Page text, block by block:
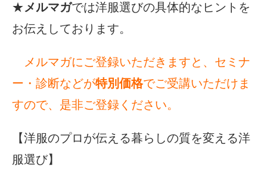
★メルマガでは洋服選びの具体的なヒントを
お伝えしております。
メルマガにご登録いただきますと、セミナ
ー・診断などが特別価格でご受講いただけま
すので、是非ご登録ください。
【洋服のプロが伝える暮らしの質を変える洋
服選び】